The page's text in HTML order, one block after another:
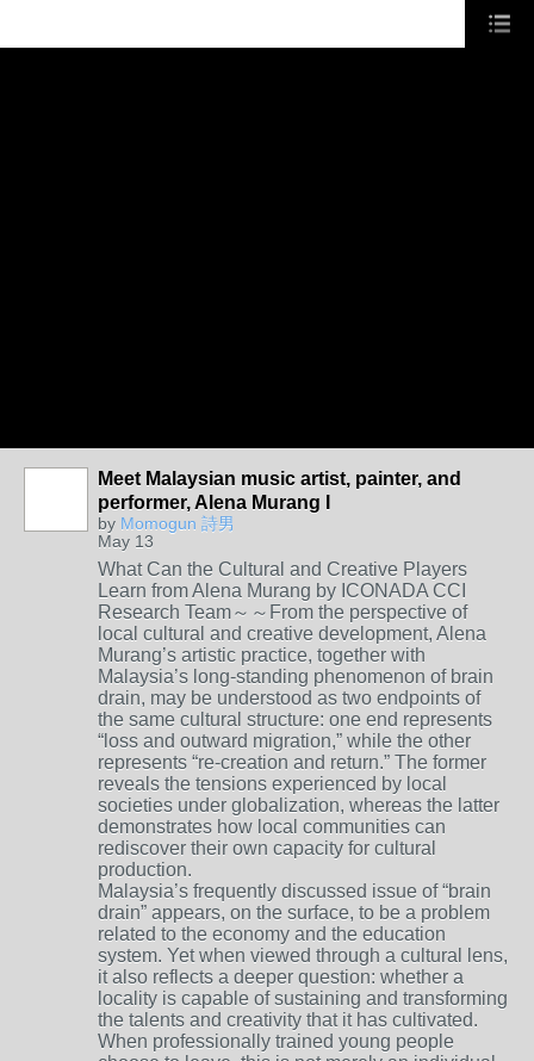
Meet Malaysian music artist, painter, and
performer, Alena Murang I
by Momogun 詩男
May 13
What Can the Cultural and Creative Players
Learn from Alena Murang by ICONADA CCI
Research Team～～From the perspective of
local cultural and creative development, Alena
Murang’s artistic practice, together with
Malaysia’s long-standing phenomenon of brain
drain, may be understood as two endpoints of
the same cultural structure: one end represents
“loss and outward migration,” while the other
represents “re-creation and return.” The former
reveals the tensions experienced by local
societies under globalization, whereas the latter
demonstrates how local communities can
rediscover their own capacity for cultural
production.
Malaysia’s frequently discussed issue of “brain
drain” appears, on the surface, to be a problem
related to the economy and the education
system. Yet when viewed through a cultural lens,
it also reflects a deeper question: whether a
locality is capable of sustaining and transforming
the talents and creativity that it has cultivated.
When professionally trained young people